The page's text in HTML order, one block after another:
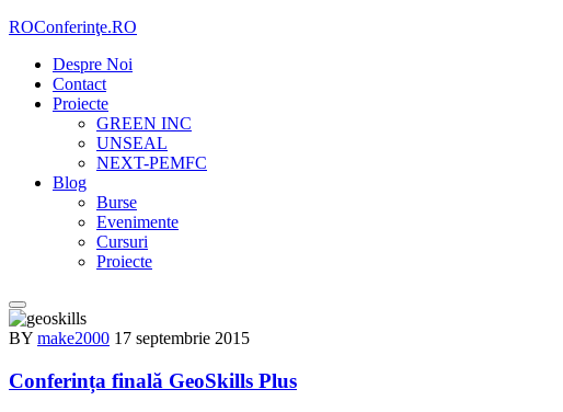
Skip
content
ROConferinţe.RO
Despre Noi
Contact
Proiecte
GREEN INC
UNSEAL
NEXT-PEMFC
Blog
Burse
Evenimente
Cursuri
Proiecte
BY make2000 17 septembrie 2015
Conferința finală GeoSkills Plus